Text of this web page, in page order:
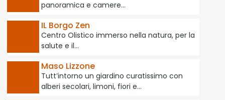
panoramica e camere…
IL Borgo Zen
Centro Olistico immerso nella natura, per la
salute e il…
Maso Lizzone
Tutt’intorno un giardino curatissimo con
alberi secolari, limoni, fiori e…